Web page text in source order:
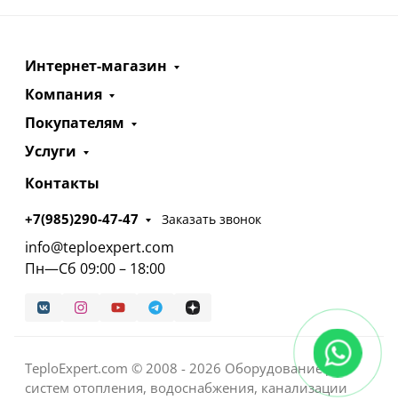
Интернет-магазин
Компания
Покупателям
Услуги
Контакты
+7(985)290-47-47 Заказать звонок
info@teploexpert.com
Пн—Сб 09:00 – 18:00
TeploExpert.com © 2008 - 2026 Оборудование для
систем отопления, водоснабжения, канализации